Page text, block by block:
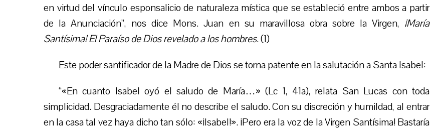
en virtud del vínculo esponsalicio de naturaleza mística que se estableció entre ambos a partir
de la Anunciación”, nos dice Mons. Juan en su maravillosa obra sobre la Virgen, ¡María
Santísima! El Paraíso de Dios revelado a los hombres. (1)
Este poder santificador de la Madre de Dios se torna patente en la salutación a Santa Isabel:
“«En cuanto Isabel oyó el saludo de María…» (Lc 1, 41a), relata San Lucas con toda
simplicidad. Desgraciadamente él no describe el saludo. Con su discreción y humildad, al entrar
en la casa tal vez haya dicho tan sólo: «¡Isabel!». ¡Pero era la voz de la Virgen Santísima! Bastaría